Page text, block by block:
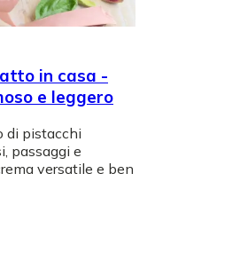
in casa -
e leggero
di pistacchi
passaggi e
versatile e ben